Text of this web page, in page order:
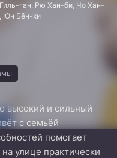
ган, Рю Хан-би, Чо Хан-
Юн Бён-хи
высокий и сильный
с семьёй
помогает
улице практически